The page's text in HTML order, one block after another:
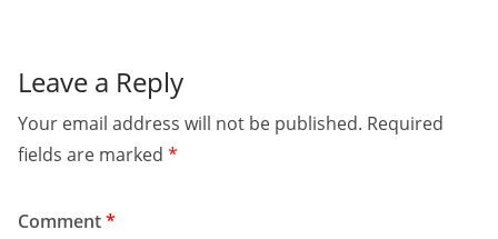
Leave a Reply
Your email address will not be published. Required
fields are marked *
Comment*